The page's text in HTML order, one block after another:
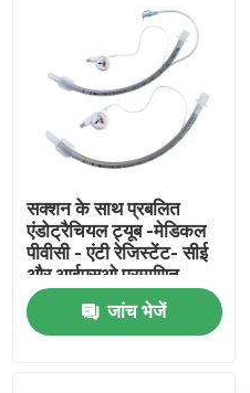
सक्शन के साथ प्रबलित
एंडोट्रैचियल ट्यूब -मेडिकल
पीवीसी - एंटी रेजिस्टेंट- सीई
और आईएसओ प्रमाणित
जांच भेजें